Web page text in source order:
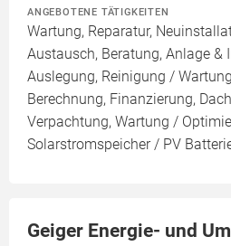
ANGEBOTENE TÄTIGKEITEN
Wartung, Reparatur,
Austausch, Beratung, Anlage
Auslegung, Reinigung /
Berechnung, Finanzierung,
Verpachtung, Wartung /
Solarstromspeicher / PV
Geiger Energie- und